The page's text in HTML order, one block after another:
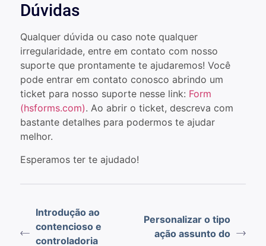
Dúvidas
Qualquer dúvida ou caso note qualquer
irregularidade, entre em contato com nosso
suporte que prontamente te ajudaremos! Você
pode entrar em contato conosco abrindo um
ticket para nosso suporte nesse link: Form
(hsforms.com). Ao abrir o ticket, descreva com
bastante detalhes para podermos te ajudar
melhor.
Esperamos ter te ajudado!
Introdução ao
contencioso e
controladoria
Personalizar o tipo
ação assunto do